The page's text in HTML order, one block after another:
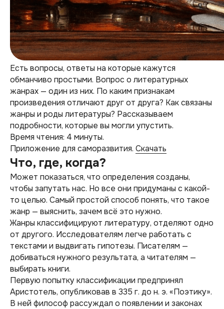
Есть вопросы, ответы на которые кажутся
обманчиво простыми. Вопрос о литературных
жанрах — один из них. По каким признакам
произведения отличают друг от друга? Как связаны
жанры и роды литературы? Рассказываем
подробности, которые вы могли упустить.
Время чтения: 4 минуты.
Приложение для саморазвития. Скачать
Что, где, когда?
Может показаться, что определения созданы,
чтобы запутать нас. Но все они придуманы с какой-
то целью. Самый простой способ понять, что такое
жанр — выяснить, зачем всё это нужно.
Жанры классифицируют литературу, отделяют одно
от другого. Исследователям легче работать с
текстами и выдвигать гипотезы. Писателям —
добиваться нужного результата, а читателям —
выбирать книги.
Первую попытку классификации предпринял
Аристотель, опубликовав в 335 г. до н. э. «Поэтику».
В ней философ рассуждал о появлении и законах